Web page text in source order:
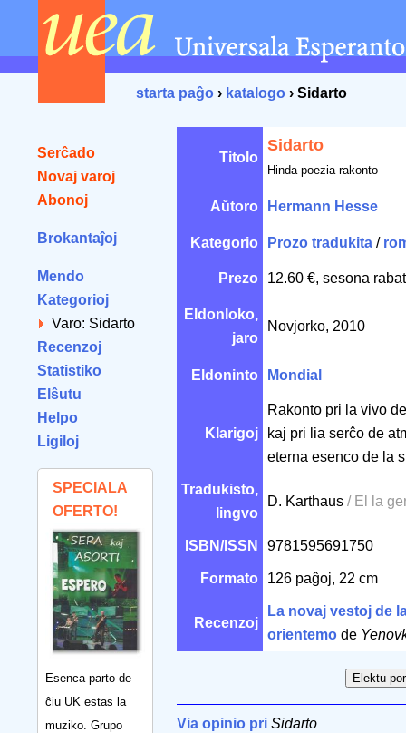
starta paĝo › katalogo › Sidarto
Serĉado
Novaj varoj
Abonoj
Brokantaĵoj
Mendo
Kategorioj
Varo: Sidarto
Recenzoj
Statistiko
Elŝutu
Helpo
Ligiloj
SPECIALA
OFERTO!
Esenca parto de
ĉiu UK estas la
muziko. Grupo
Titolo
Sidarto
Hinda poezia rakonto
Aŭtoro Hermann Hesse
Kategorio Prozo tradukita /
Prezo 12.60 €, sesona
Eldonloko,
jaro
Novjorko, 2010
Eldoninto Mondial
Klarigoj
Rakonto pri la vivo
kaj pri lia serĉo de
eterna esenco de la
Tradukisto,
lingvo
D. Karthaus / El la
ISBN/ISSN 9781595691750
Formato 126 paĝoj, 22 cm
Recenzoj
La novaj vestoj de
orientemo de
Via opinio pri Sidarto